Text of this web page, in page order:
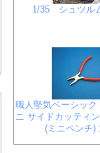
1/35 シュツル
職人堅気ベーシック
ニ サイドカッティ
(ミニペンチ)